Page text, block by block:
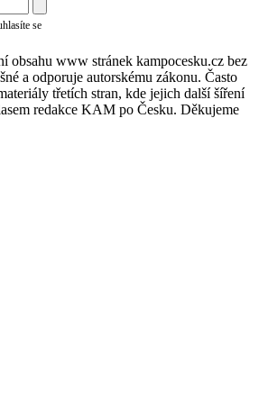
se
obsahu www stránek kampocesku.cz bez
a odporuje autorskému zákonu. Často
třetích stran, kde jejich další šíření
redakce KAM po Česku. Děkujeme